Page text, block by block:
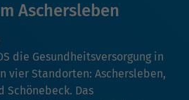
Aschersleben
die Gesundheitsversorgung in
vier Standorten: Aschersleben,
Schönebeck. Das